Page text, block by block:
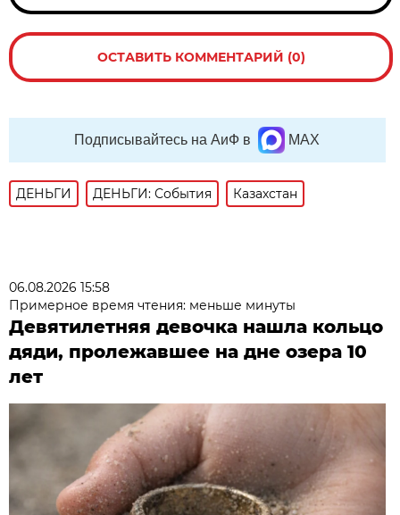
ОСТАВИТЬ КОММЕНТАРИЙ (0)
Подписывайтесь на АиФ в MAX
ДЕНЬГИ ДЕНЬГИ: События Казахстан
06.08.2026 15:58
Примерное время чтения: меньше минуты
Девятилетняя девочка нашла кольцо
дяди, пролежавшее на дне озера 10
лет